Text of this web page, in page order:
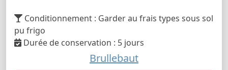
Conditionnement : Garder au frais types sous sol
pu frigo
Durée de conservation : 5 jours
Brullebaut